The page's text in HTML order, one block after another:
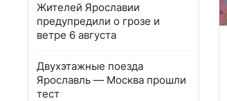
Жителей Ярославии
предупредили о грозе и
ветре 6 августа
Двухэтажные поезда
Ярославль — Москва прошли
тест